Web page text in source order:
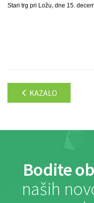
Stari trg pri Ložu, dne 15.
KAZALO
Bodite
naših